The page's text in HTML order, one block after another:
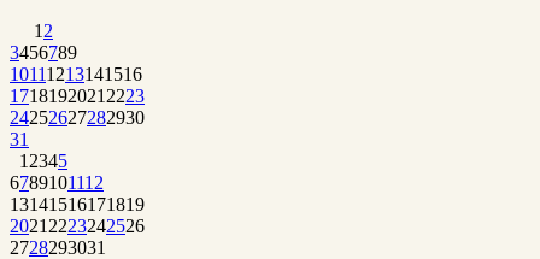
1 2
3456789
10111213141516
1718192021 2223
24252627282930
31
1 2345
6789101112
13141516171819
2021 2223242526
2728293031